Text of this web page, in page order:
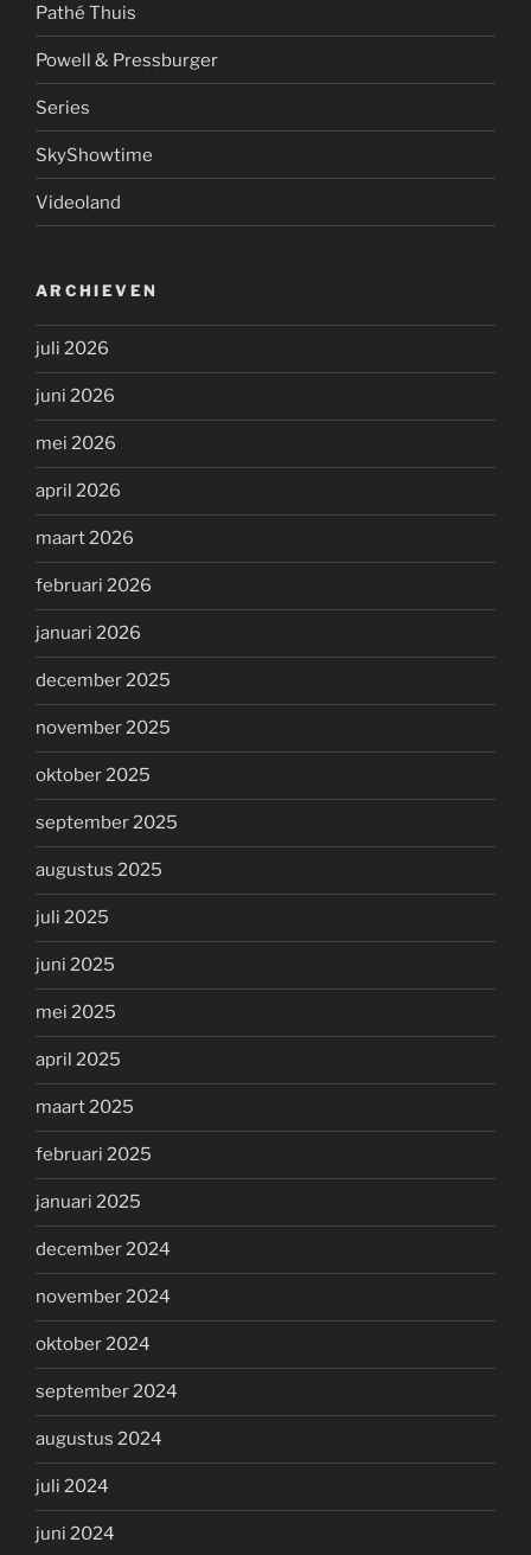
Pathé Thuis
Powell & Pressburger
Series
SkyShowtime
Videoland
ARCHIEVEN
juli 2026
juni 2026
mei 2026
april 2026
maart 2026
februari 2026
januari 2026
december 2025
november 2025
oktober 2025
september 2025
augustus 2025
juli 2025
juni 2025
mei 2025
april 2025
maart 2025
februari 2025
januari 2025
december 2024
november 2024
oktober 2024
september 2024
augustus 2024
juli 2024
juni 2024